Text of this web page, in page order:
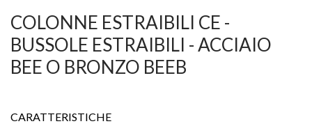
COLONNE ESTRAIBILI CE -
BUSSOLE ESTRAIBILI - ACCIAIO
BEE O BRONZO BEEB
CARATTERISTICHE